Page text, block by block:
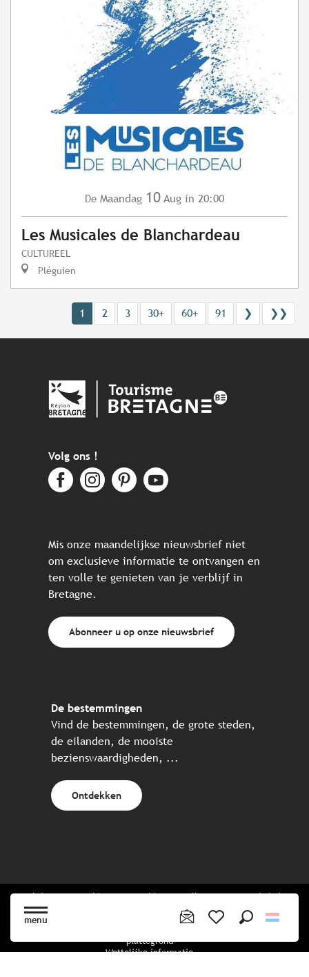
menu
De Maandag 10 Aug in 20:00
Les Musicales de Blanchardeau
CULTUREEL
Pléguien
1 2 3 30+ 60+ 91 ❯ ❯❯
Volg ons !
Mis onze maandelijkse nieuwsbrief niet
om exclusieve informatie te ontvangen en
ten volle te genieten van je verblijf in
Bretagne.
Abonneer u op onze nieuwsbrief
De bestemmingen
Vind de bestemmingen, de grote steden,
de eilanden, de mooiste
bezienswaardigheden, ...
Ontdekken
Website gecreëerd in samenwerking met alle Bretonse toeristische
plattegrond
Wettelijke informatie